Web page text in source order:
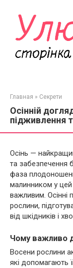
контенту
Главная » Секрети
Осінній
підживлення
Осінь —
та забезпечення
фаза
малинником у
важливим. Осінні
рослини,
від шкідників і
Чому важливо
Восени рослини
які допомагають